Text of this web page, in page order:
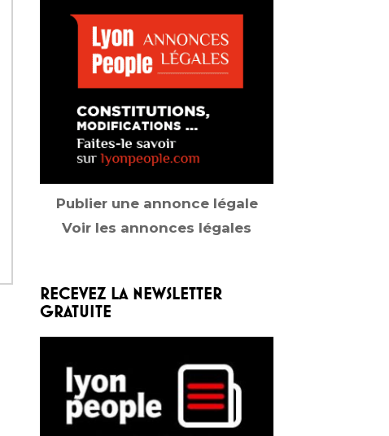
Publier une annonce légale
Voir les annonces légales
RECEVEZ LA NEWSLETTER
GRATUITE